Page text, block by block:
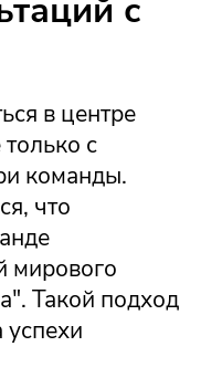
с
в центре
с
команды.
что
мирового
Такой подход
успехи